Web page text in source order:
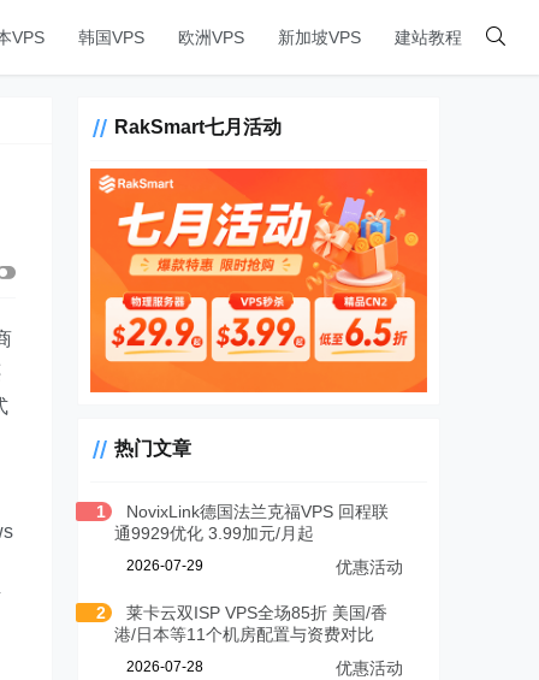
VPS 韩国VPS 欧洲VPS 新加坡VPS 建站教程
RakSmart七月活动
热门文章
1
NovixLink德国法兰克福VPS 回程联
通9929优化 3.99加元/月起
2026-07-29 优惠活动
2
莱卡云双ISP VPS全场85折 美国/香
港/日本等11个机房配置与资费对比
2026-07-28 优惠活动